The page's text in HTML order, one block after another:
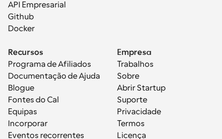
API Empresarial
Github
Docker
Recursos
Programa de Afiliados
Documentação de Ajuda
Blogue
Fontes do Cal
Equipas
Incorporar
Eventos recorrentes
Empresa
Trabalhos
Sobre
Abrir Startup
Suporte
Privacidade
Termos
Licença